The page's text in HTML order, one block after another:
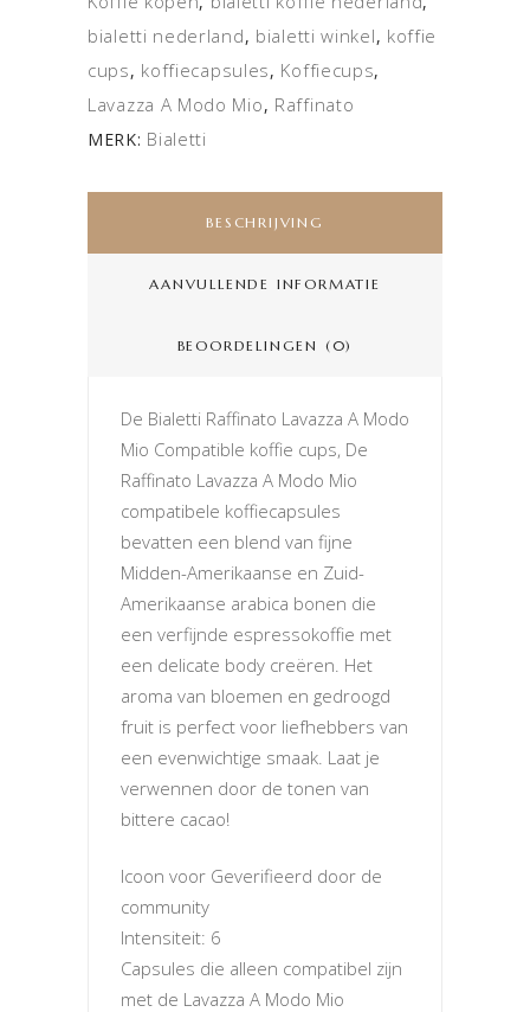
bialetti nederland, bialetti winkel, koffie
cups, koffiecapsules, Koffiecups,
Lavazza A Modo Mio, Raffinato
MERK: Bialetti
BESCHRIJVING
AANVULLENDE INFORMATIE
BEOORDELINGEN (0)
De Bialetti Raffinato Lavazza A Modo
Mio Compatible koffie cups, De
Raffinato Lavazza A Modo Mio
compatibele koffiecapsules
bevatten een blend van fijne
Midden-Amerikaanse en Zuid-
Amerikaanse arabica bonen die
een verfijnde espressokoffie met
een delicate body creëren. Het
aroma van bloemen en gedroogd
fruit is perfect voor liefhebbers van
een evenwichtige smaak. Laat je
verwennen door de tonen van
bittere cacao!
Icoon voor Geverifieerd door de
community
Intensiteit: 6
Capsules die alleen compatibel zijn
met de Lavazza A Modo Mio